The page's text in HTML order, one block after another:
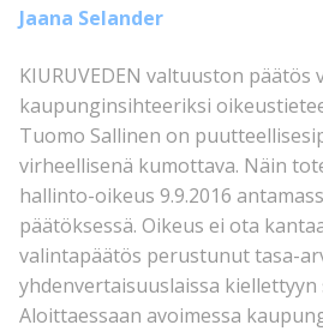
Jaana Selander
KIURUVEDEN valtuuston päätös
kaupunginsihteeriksi
Tuomo Sallinen on
virheellisenä kumottava. Näin
hallinto-oikeus 9.9.2016
päätöksessä. Oikeus ei ota
valintapäätös perustunut tasa-
yhdenvertaisuuslaissa kiellettyyn
Aloittaessaan avoimessa